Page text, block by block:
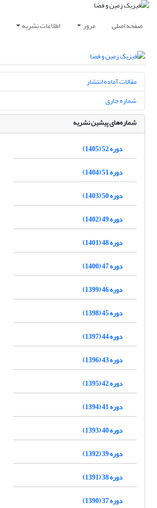
صفحه اصلی مرور اطلاعات نشریه
مقالات آماده انتشار
شماره جاری
شماره‌های پیشین نشریه
دوره 52 (1405)
دوره 51 (1404)
دوره 50 (1403)
دوره 49 (1402)
دوره 48 (1401)
دوره 47 (1400)
دوره 46 (1399)
دوره 45 (1398)
دوره 44 (1397)
دوره 43 (1396)
دوره 42 (1395)
دوره 41 (1394)
دوره 40 (1393)
دوره 39 (1392)
دوره 38 (1391)
دوره 37 (1390)